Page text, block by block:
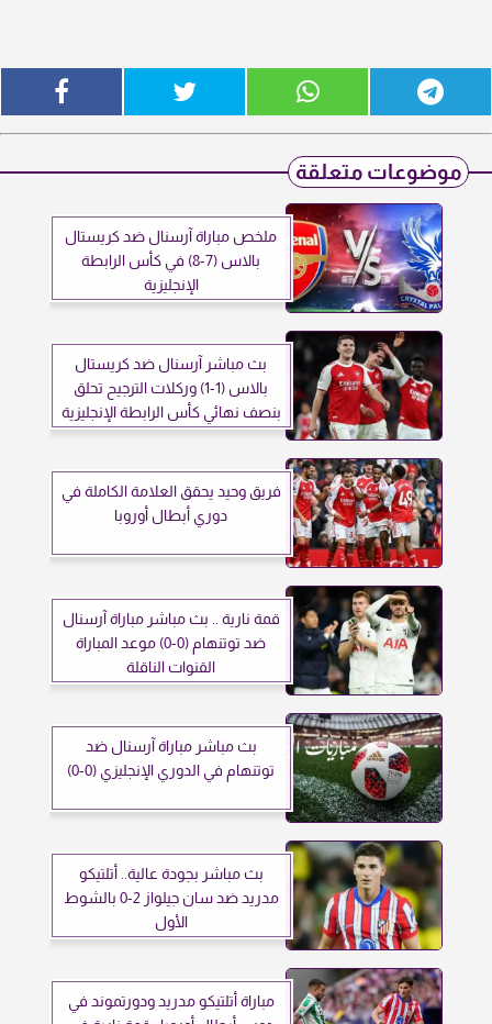
موضوعات متعلقة
ملخص مباراة آرسنال ضد كريستال
بالاس (7-8) في كأس الرابطة
الإنجليزية
بث مباشر آرسنال ضد كريستال
بالاس (1-1) وركلات الترجيح تحلق
بنصف نهائي كأس الرابطة الإنجليزية
فريق وحيد يحقق العلامة الكاملة في
دوري أبطال أوروبا
قمة نارية .. بث مباشر مباراة آرسنال
ضد توتنهام (0-0) موعد المباراة
القنوات الناقلة
بث مباشر مباراة آرسنال ضد
توتنهام في الدوري الإنجليزي (0-0)
بث مباشر بجودة عالية.. أتلتيكو
مدريد ضد سان جيلواز 2-0 بالشوط
الأول
مباراة أتلتيكو مدريد ودورتموند في